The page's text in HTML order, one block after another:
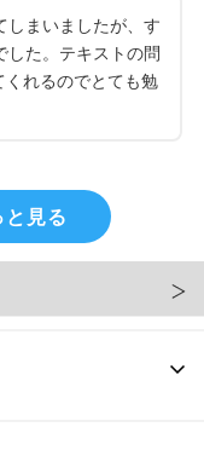
しまいましたが、す
した。テキストの問
れるのでとても勉
見る